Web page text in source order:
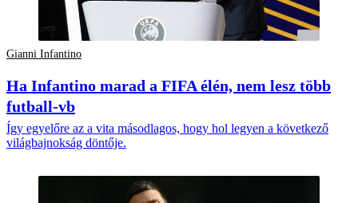
Gianni Infantino
Ha Infantino marad a FIFA élén, nem lesz több
futball-vb
Így egyelőre az a vita másodlagos, hogy hol legyen a következő
világbajnokság döntője.